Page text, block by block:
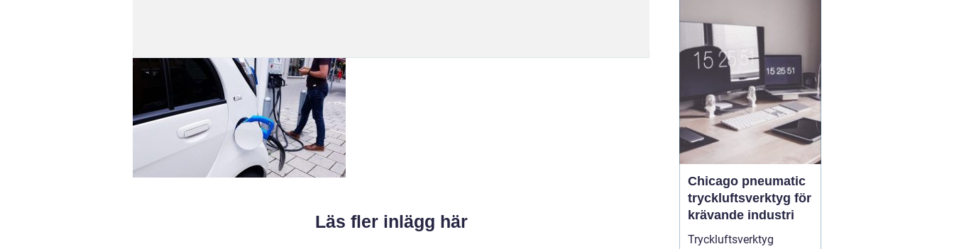
Läs fler inlägg här
också restauranglivet
tagit fart. Här blandas
kvarterskrogar, trendiga
bistron och sportbarer
Chicago pneumatic
tryckluftsverktyg för
krävande industri
Tryckluftsverktyg